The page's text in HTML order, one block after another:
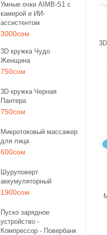
Умные очки AIMB-S1 с
камерой и ИИ-
ассистентом
3000сом
3D кружка Чудо
Женщина
750сом
3D кружка Черная
Пантера
750сом
Микротоковый массажер
для лица
600сом
Шуруповерт
аккумуляторный
1900сом
Пуско зарядное
устройство -
Компрессор - Повербанк